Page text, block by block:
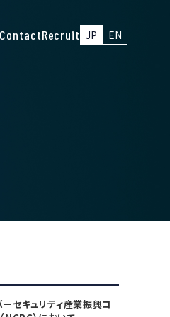
ContactRecruit JP EN
セキュリティ産業振興コ